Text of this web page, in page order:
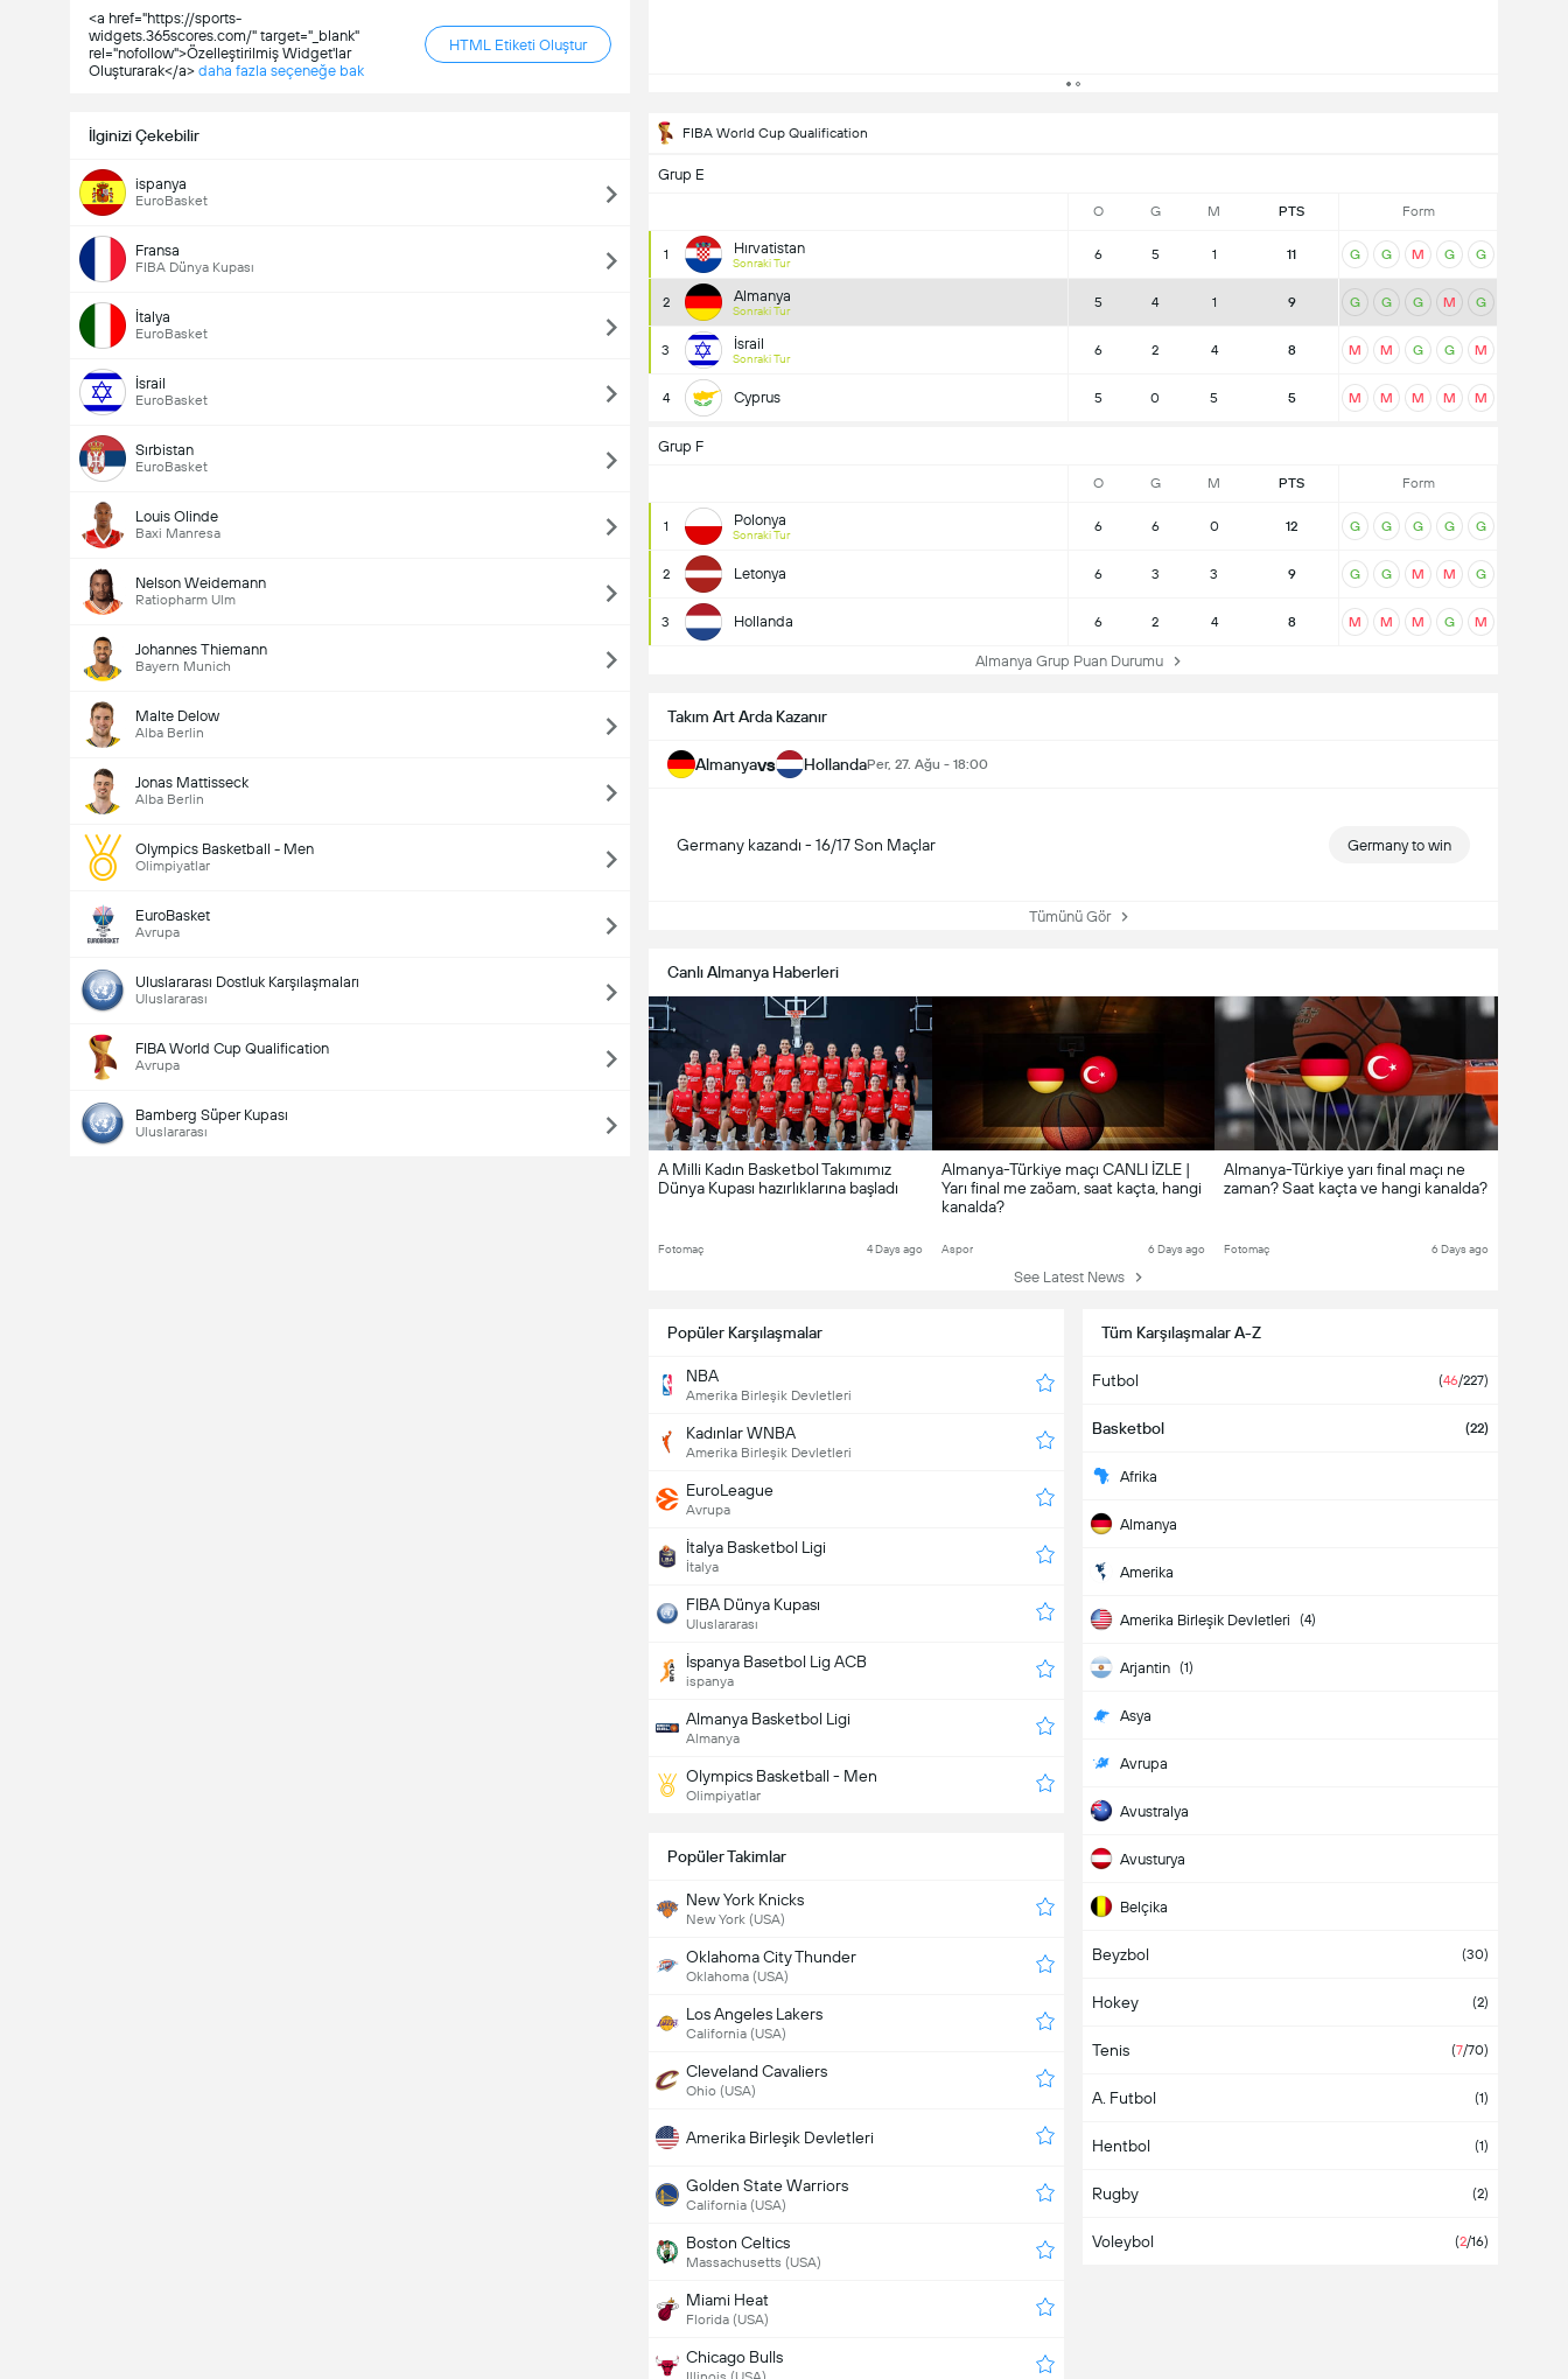
<a href="https://sports-
widgets.365scores.com/" target="_blank"
rel="nofollow">Özelleştirilmiş Widget'lar
Oluşturarak</a> daha fazla seçeneğe bak
HTML Etiketi Oluştur
İlginizi Çekebilir
ispanya
EuroBasket
Fransa
FIBA Dünya Kupası
İtalya
EuroBasket
İsrail
EuroBasket
Sırbistan
EuroBasket
Louis Olinde
Baxi Manresa
Nelson Weidemann
Ratiopharm Ulm
Johannes Thiemann
Bayern Munich
Malte Delow
Alba Berlin
Jonas Mattisseck
Alba Berlin
Olympics Basketball - Men
Olimpiyatlar
EuroBasket
Avrupa
Uluslararası Dostluk Karşılaşmaları
Uluslararası
FIBA World Cup Qualification
Avrupa
Bamberg Süper Kupası
Uluslararası
FIBA World Cup Qualification
Grup E
O G M PTS Form
1 Hırvatistan
Sonraki Tur
6 5 1 11 G G M G G
2 Almanya
Sonraki Tur
5 4 1 9 G G G M G
3 İsrail
Sonraki Tur
6 2 4 8 M M G G M
4 Cyprus 5 0 5 5 M M M M M
Grup F
O G M PTS Form
1 Polonya
Sonraki Tur
6 6 0 12 G G G G G
2 Letonya 6 3 3 9 G G M M G
3 Hollanda 6 2 4 8 M M M G M
Almanya Grup Puan Durumu
Takım Art Arda Kazanır
Almanyavs HollandaPer, 27. Ağu - 18:00
Germany kazandı - 16/17 Son Maçlar Germany to win
Tümünü Gör
Canlı Almanya Haberleri
A Milli Kadın Basketbol Takımımız
Dünya Kupası hazırlıklarına başladı
Fotomaç 4 Days ago
Almanya-Türkiye maçı CANLI İZLE |
Yarı final me zaöam, saat kaçta, hangi
kanalda?
Aspor 6 Days ago
Almanya-Türkiye yarı final maçı ne
zaman? Saat kaçta ve hangi kanalda?
Fotomaç 6 Days ago
See Latest News
Popüler Karşılaşmalar
NBA
Amerika Birleşik Devletleri
Kadınlar WNBA
Amerika Birleşik Devletleri
EuroLeague
Avrupa
İtalya Basketbol Ligi
İtalya
FIBA Dünya Kupası
Uluslararası
İspanya Basetbol Lig ACB
ispanya
Almanya Basketbol Ligi
Almanya
Olympics Basketball - Men
Olimpiyatlar
Tüm Karşılaşmalar A-Z
Futbol (46/227)
Basketbol (22)
Afrika
Almanya
Amerika
Amerika Birleşik Devletleri (4)
Arjantin (1)
Asya
Avrupa
Avustralya
Avusturya
Belçika
Birleşik Krallık
Bolivya
Bosna Hersek
Brezilya
Bulgaristan
Çek Cumhuriyeti
Çin
Beyzbol (30)
Hokey (2)
Tenis (7/70)
A. Futbol (1)
Hentbol (1)
Rugby (2)
Voleybol (2/16)
Popüler Takimlar
New York Knicks
New York (USA)
Oklahoma City Thunder
Oklahoma (USA)
Los Angeles Lakers
California (USA)
Cleveland Cavaliers
Ohio (USA)
Amerika Birleşik Devletleri
Golden State Warriors
California (USA)
Boston Celtics
Massachusetts (USA)
Miami Heat
Florida (USA)
Chicago Bulls